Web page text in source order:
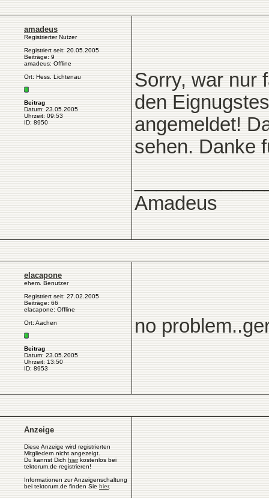
amadeus
Registrierter Nutzer
Registriert seit: 20.05.2005
Beiträge: 9
amadeus: Offline
Ort: Hess. Lichtenau
Beitrag
Datum: 23.05.2005
Uhrzeit: 09:53
ID: 8950
Sorry, war nur
den
angemeldet!
sehen. Danke
Amadeus
elacapone
ehem. Benutzer
Registriert seit: 27.02.2005
Beiträge: 66
elacapone: Offline
Ort: Aachen
Beitrag
Datum: 23.05.2005
Uhrzeit: 13:50
ID: 8953
no
Anzeige
Diese Anzeige wird registrierten
Mitgliedern nicht angezeigt.
Du kannst Dich hierkostenlos bei
tektorum.de registrieren!
Informationen zur Anzeigenschaltung
bei tektorum.de finden Sie hier.